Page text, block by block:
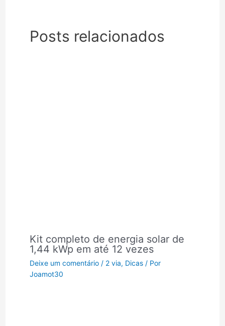
Posts relacionados
Kit completo de energia solar de
1,44 kWp em até 12 vezes
Deixe um comentário / 2 via, Dicas/ Por
Joamot30